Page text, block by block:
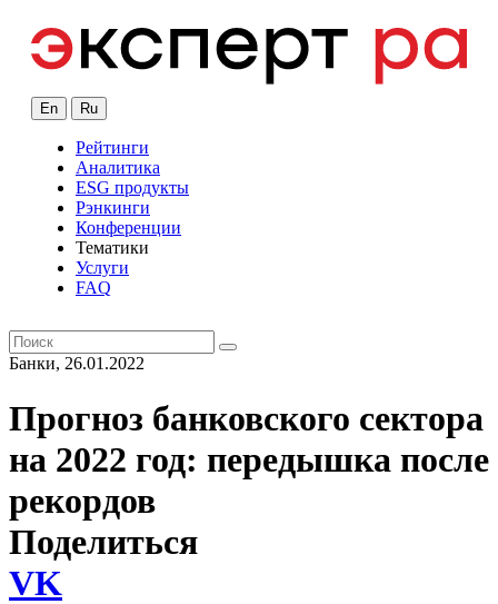
En Ru
Рейтинги
Аналитика
ESG продукты
Рэнкинги
Конференции
Тематики
Услуги
FAQ
Банки, 26.01.2022
Прогноз банковского сектора
на 2022 год: передышка после
рекордов
Поделиться
VK